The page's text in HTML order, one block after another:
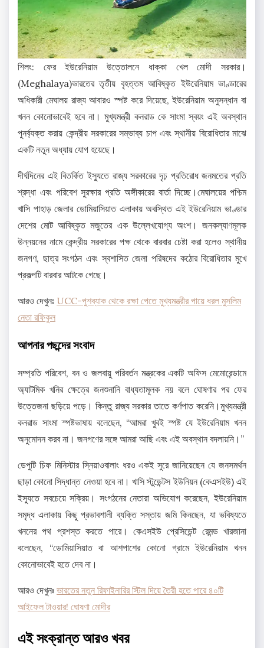
শিলং: ফের ইউরেনিয়াম উত্তোলনে ধাক্কা খেল মোদী সরকার।
(Meghalaya)ভারতের তৃতীয় বৃহত্তম আবিষ্কৃত ইউরেনিয়াম ভাণ্ডারের
অধিকারী মেঘালয় রাজ্য আবারও স্পষ্ট করে দিয়েছে, ইউরেনিয়াম অনুসন্ধান বা
খনন কোনোভাবেই হবে না। মুখ্যমন্ত্রী কনরাড কে সাংমা স্বয়ং এই অবস্থান
পুনর্ব্যক্ত করায় কেন্দ্রীয় সরকারের সম্ভাব্য চাপ এবং স্থানীয় বিরোধিতার মাঝে
একটি নতুন অধ্যায় যোগ হয়েছে।
দীর্ঘদিনের এই বিতর্কিত ইস্যুতে রাজ্য সরকারের দৃঢ় প্রতিরোধ জনমতের প্রতি
শ্রদ্ধা এবং পরিবেশ সুরক্ষার প্রতি অঙ্গীকারের বার্তা দিচ্ছে।মেঘালয়ের পশ্চিম
খাসি পাহাড় জেলার ডোমিয়াসিয়াত এলাকায় অবস্থিত এই ইউরেনিয়াম ভাণ্ডার
দেশের মোট আবিষ্কৃত মজুতের এক উল্লেখযোগ্য অংশ। জনকল্যাণমূলক
উন্নয়নের নামে কেন্দ্রীয় সরকারের পক্ষ থেকে বারবার চেষ্টা করা হলেও স্থানীয়
জনগণ, ছাত্র সংগঠন এবং স্বশাসিত জেলা পরিষদের কঠোর বিরোধিতার মুখে
প্রকল্পটি বারবার আটকে গেছে।
আরও দেখুনঃ UCC-পুশব্যাক থেকে রক্ষা পেতে মুখ্যমন্ত্রীর পায়ে ধরল মুসলিম
নেতা রফিকুল
আপনার পছন্দের সংবাদ
সম্প্রতি পরিবেশ, বন ও জলবায়ু পরিবর্তন মন্ত্রকের একটি অফিস মেমোরেন্ডামে
অ্যাটমিক খনির ক্ষেত্রে জনশুনানি বাধ্যতামূলক নয় বলে ঘোষণার পর ফের
উত্তেজনা ছড়িয়ে পড়ে। কিন্তু রাজ্য সরকার তাতে কর্ণপাত করেনি।মুখ্যমন্ত্রী
কনরাড সাংমা স্পষ্টভাষায় বলেছেন, “আমরা খুবই স্পষ্ট যে ইউরেনিয়াম খনন
অনুমোদন করব না। জনগণের সঙ্গে আমরা আছি এবং এই অবস্থান বদলায়নি।”
ডেপুটি চিফ মিনিস্টার স্নিয়াওবালাং ধরও একই সুরে জানিয়েছেন যে জনসমর্থন
ছাড়া কোনো সিদ্ধান্ত নেওয়া হবে না। খাসি স্টুডেন্টস ইউনিয়ন (কেএসইউ) এই
ইস্যুতে সবচেয়ে সক্রিয়। সংগঠনের নেতারা অভিযোগ করেছেন, ইউরেনিয়াম
সমৃদ্ধ এলাকায় কিছু প্রভাবশালী ব্যক্তি সস্তায় জমি কিনছেন, যা ভবিষ্যতে
খননের পথ প্রশস্ত করতে পারে। কেএসইউ প্রেসিডেন্ট রেমন্ড খারজানা
বলেছেন, “ডোমিয়াসিয়াত বা আশপাশের কোনো গ্রামে ইউরেনিয়াম খনন
কোনোভাবেই হতে দেব না।
আরও দেখুনঃ ভারতের নতুন রিফাইনারির স্টিল দিয়ে তৈরী হতে পারে ৪০টি
আইফেল টাওয়ার! ঘোষণা মোদীর
এই সংক্রান্ত আরও খবর